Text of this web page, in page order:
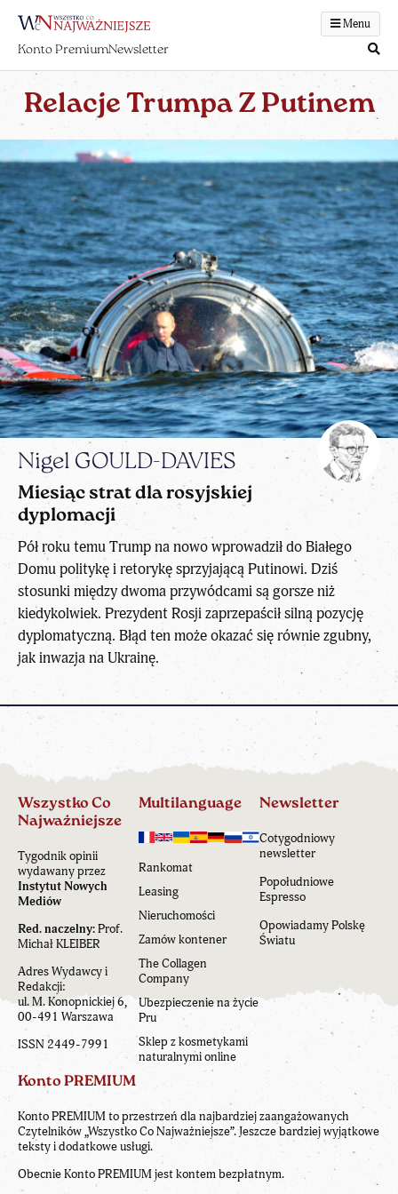
Menu
Konto PremiumNewsletter
Relacje Trumpa Z Putinem
Nigel GOULD-DAVIES
Miesiąc strat dla rosyjskiej
dyplomacji
Pół roku temu Trump na nowo wprowadził do Białego
Domu politykę i retorykę sprzyjającą Putinowi. Dziś
stosunki między dwoma przywódcami są gorsze niż
kiedykolwiek. Prezydent Rosji zaprzepaścił silną pozycję
dyplomatyczną. Błąd ten może okazać się równie zgubny,
jak inwazja na Ukrainę.
Wszystko Co
Najważniejsze
Tygodnik opinii
wydawany przez
Instytut Nowych
Mediów
Red. naczelny:Prof.
Michał KLEIBER
Adres Wydawcy i
Redakcji:
ul. M. Konopnickiej 6,
00-491 Warszawa
ISSN 2449-7991
Multilanguage
Rankomat
Leasing
Nieruchomości
Zamów kontener
The Collagen
Company
Ubezpieczenie na życie
Pru
Sklep z kosmetykami
naturalnymi online
Newsletter
Cotygodniowy
newsletter
Popołudniowe
Espresso
Opowiadamy Polskę
Światu
Konto PREMIUM
Konto PREMIUM to przestrzeń dla najbardziej zaangażowanych
Czytelników „Wszystko Co Najważniejsze”. Jeszcze bardziej wyjątkowe
teksty i dodatkowe usługi.
Obecnie Konto PREMIUM jest kontem bezpłatnym.